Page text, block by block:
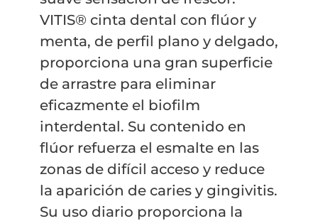
VITIS® cinta dental con flúor y
menta, de perfil plano y delgado,
proporciona una gran superficie
de arrastre para eliminar
eficazmente el biofilm
interdental. Su contenido en
flúor refuerza el esmalte en las
zonas de difícil acceso y reduce
la aparición de caries y gingivitis.
Su uso diario proporciona la